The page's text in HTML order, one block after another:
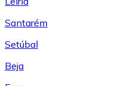
Santarém
Setúbal
Beja